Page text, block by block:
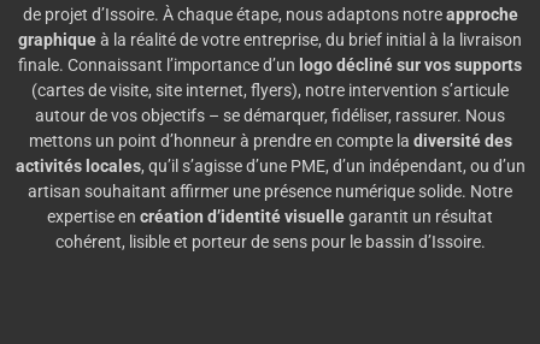
de projet d’Issoire. À chaque étape, nous adaptons notreapproche
graphiqueà la réalité de votre entreprise, du brief initial à la livraison
finale. Connaissant l’importance d’un logo décliné sur vos supports
(cartes de visite, site internet, flyers), notre intervention s’articule
autour de vos objectifs – se démarquer, fidéliser, rassurer. Nous
mettons un point d’honneur à prendre en compte la diversité des
activités locales, qu’il s’agisse d’une PME, d’un indépendant, ou d’un
artisan souhaitant affirmer une présence numérique solide. Notre
expertise en création d’identité visuellegarantit un résultat
cohérent, lisible et porteur de sens pour le bassin d’Issoire.